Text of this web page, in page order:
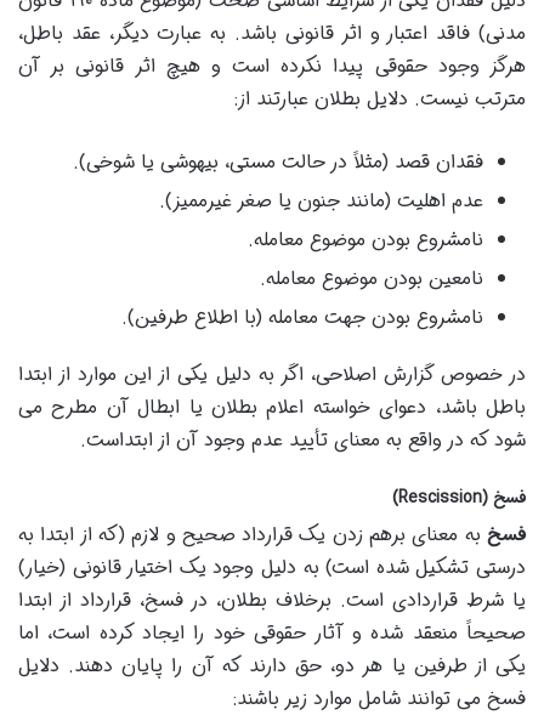
مدنی) فاقد اعتبار و اثر قانونی باشد. به عبارت دیگر، عقد باطل،
هرگز وجود حقوقی پیدا نکرده است و هیچ اثر قانونی بر آن
مترتب نیست. دلایل بطلان عبارتند از:
فقدان قصد (مثلاً در حالت مستی، بیهوشی یا شوخی).
عدم اهلیت (مانند جنون یا صغر غیرممیز).
نامشروع بودن موضوع معامله.
نامعین بودن موضوع معامله.
نامشروع بودن جهت معامله (با اطلاع طرفین).
در خصوص گزارش اصلاحی، اگر به دلیل یکی از این موارد از ابتدا
باطل باشد، دعوای خواسته اعلام بطلان یا ابطال آن مطرح می
شود که در واقع به معنای تأیید عدم وجود آن از ابتداست.
فسخ (Rescission)
فسخ به معنای برهم زدن یک قرارداد صحیح و لازم (که از ابتدا به
درستی تشکیل شده است) به دلیل وجود یک اختیار قانونی (خیار)
یا شرط قراردادی است. برخلاف بطلان، در فسخ، قرارداد از ابتدا
صحیحاً منعقد شده و آثار حقوقی خود را ایجاد کرده است، اما
یکی از طرفین یا هر دو، حق دارند که آن را پایان دهند. دلایل
فسخ می توانند شامل موارد زیر باشند: